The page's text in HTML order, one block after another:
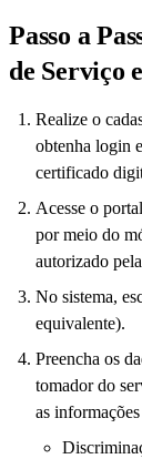
Passo a
de Serviço
Realize o
obtenha login
certificado
Acesse o
por meio do
autorizado
No sistema,
equivalente).
Preencha os
tomador do
as